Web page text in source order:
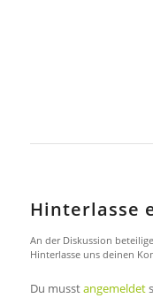
Hinterlasse
An der Diskussion
Hinterlasse uns deinen
Du musstangemeldet